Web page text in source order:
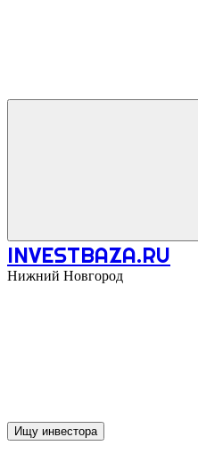
INVESTBAZA.RU
Нижний Новгород
Ищу инвестора